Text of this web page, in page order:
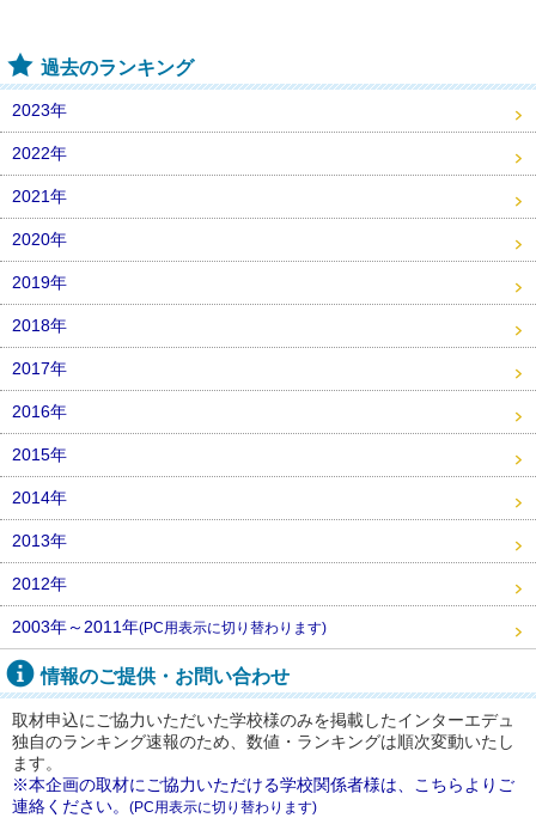
過去のランキング
2023年
2022年
2021年
2020年
2019年
2018年
2017年
2016年
2015年
2014年
2013年
2012年
2003年～2011年(PC用表示に切り替わります)
情報のご提供・お問い合わせ
取材申込にご協力いただいた学校様のみを掲載したインターエデュ
独自のランキング速報のため、数値・ランキングは順次変動いたし
ます。
※本企画の取材にご協力いただける学校関係者様は、こちらよりご
連絡ください。 (PC用表示に切り替わります)